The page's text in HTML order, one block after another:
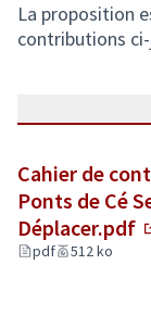
La proposition
contributions
Cahier de
Ponts de Cé
Déplacer.pdf
pdf 512 ko